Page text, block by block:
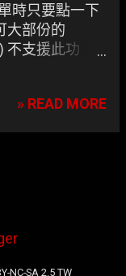
時只要點一下
大部份的
不支援此功
» READ MORE
NC-SA 2.5 TW